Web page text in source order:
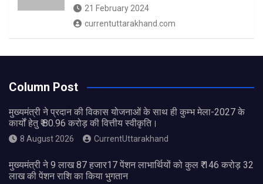
21 February 2024
currentuttarakhand.com
Column Post
मुख्यमंत्री ने प्रदान की विकास योजनाओं के साथ ही कुम्भ मेला-2027 के
कार्यों हेतु ₹ 80.96 करोड़ की वित्तीय स्वीकृति।
8 August 2026 CurrentUttarakhand
मुख्यमंत्री ने 9 लाख 87 हजार17 पेंशन लाभार्थियों को कुल ₹ 146 करोड़ 32
लाख की पेंशन राशि का किया भुगतान